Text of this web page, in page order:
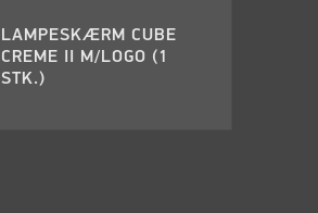
LAMPESKÆRM CUBE
CREME II M/LOGO (1
STK.)